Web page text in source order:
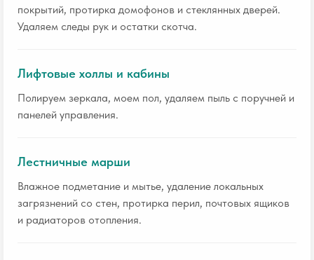
покрытий, протирка домофонов и стеклянных дверей.
Удаляем следы рук и остатки скотча.
Лифтовые холлы и кабины
Полируем зеркала, моем пол, удаляем пыль с поручней и
панелей управления.
Лестничные марши
Влажное подметание и мытье, удаление локальных
загрязнений со стен, протирка перил, почтовых ящиков
и радиаторов отопления.